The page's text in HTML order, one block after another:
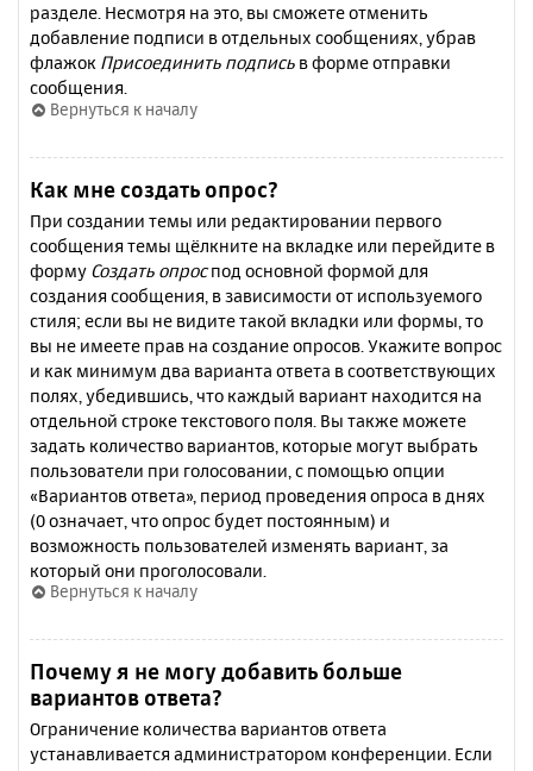
разделе. Несмотря на это, вы сможете отменить
добавление подписи в отдельных сообщениях, убрав
флажок Присоединить подпись в форме отправки
сообщения.
Вернуться к началу
Как мне создать опрос?
При создании темы или редактировании первого
сообщения темы щёлкните на вкладке или перейдите в
форму Создать опроспод основной формой для
создания сообщения, в зависимости от используемого
стиля; если вы не видите такой вкладки или формы, то
вы не имеете прав на создание опросов. Укажите вопрос
и как минимум два варианта ответа в соответствующих
полях, убедившись, что каждый вариант находится на
отдельной строке текстового поля. Вы также можете
задать количество вариантов, которые могут выбрать
пользователи при голосовании, с помощью опции
«Вариантов ответа», период проведения опроса в днях
(0 означает, что опрос будет постоянным) и
возможность пользователей изменять вариант, за
который они проголосовали.
Вернуться к началу
Почему я не могу добавить больше
вариантов ответа?
Ограничение количества вариантов ответа
устанавливается администратором конференции. Если